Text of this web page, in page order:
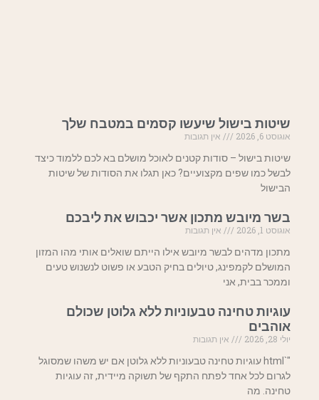
שיטות בישול שיעשו קסמים במטבח שלך
אוגוסט 6, 2026
אין תגובות
שיטות בישול – סודות קטנים לאוכל מושלם בא לכם ללמוד כיצד
לבשל כמו שפים מקצועיים? כאן תגלו את הסודות של שיטות
הבישול
בשר מיובש מתכון אשר יכבוש את ליבכם
אוגוסט 1, 2026
אין תגובות
מתכון מדהים לבשר מיובש אילו הייתם שואלים אותי מהו המזון
המושלם לקמפינג, טיולים בחיק הטבע או פשוט לנשנוש טעים
וממכר בבית, אני
עוגיות טחינה טבעוניות ללא גלוטן שכולם
אוהבים
יולי 28, 2026
אין תגובות
"`html עוגיות טחינה טבעוניות ללא גלוטן אם יש משהו שמסוגל
לגרום לכל אחד לפתח התקף של תשוקה מיידית, זה עוגיות
טחינה. מה